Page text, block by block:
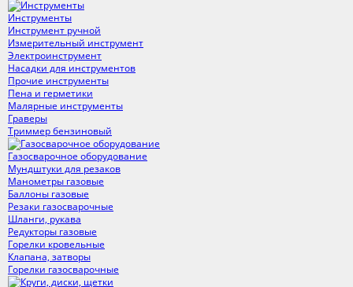
Инструменты
Инструмент ручной
Измерительный инструмент
Электроинструмент
Насадки для инструментов
Прочие инструменты
Пена и герметики
Малярные инструменты
Граверы
Триммер бензиновый
Газосварочное оборудование
Мундштуки для резаков
Манометры газовые
Баллоны газовые
Резаки газосварочные
Шланги, рукава
Редукторы газовые
Горелки кровельные
Клапана, затворы
Горелки газосварочные